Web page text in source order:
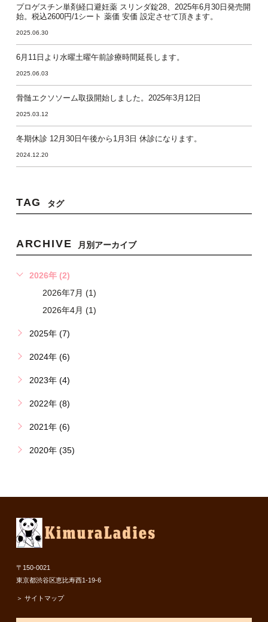
プロゲスチン単剤経口避妊薬 スリンダ錠28、2025年6月30日発売開
始。税込2600円/1シート 薬価 安価 設定させて頂きます。
2025.06.30
6月11日より水曜土曜午前診療時間延長します。
2025.06.03
骨髄エクソソーム取扱開始しました。2025年3月12日
2025.03.12
冬期休診 12月30日午後から1月3日 休診になります。
2024.12.20
TAG タグ
ARCHIVE 月別アーカイブ
2026年 (2)
2026年7月 (1)
2026年4月 (1)
2025年 (7)
2024年 (6)
2023年 (4)
2022年 (8)
2021年 (6)
2020年 (35)
〒150-0021
東京都渋谷区恵比寿西1-19-6
＞ サイトマップ